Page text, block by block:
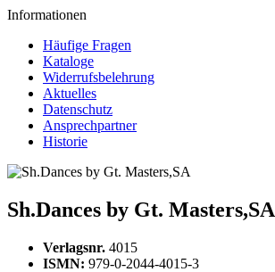
Informationen
Häufige Fragen
Kataloge
Widerrufsbelehrung
Aktuelles
Datenschutz
Ansprechpartner
Historie
Sh.Dances by Gt. Masters,SA
Verlagsnr. 4015
ISMN: 979-0-2044-4015-3